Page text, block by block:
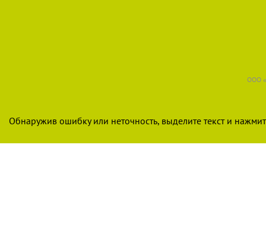
ООО
Обнаружив ошибку или неточность, выделите текст и